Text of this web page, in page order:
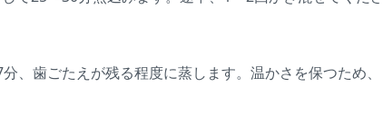
、歯ごたえが残る程度に蒸します。温かさを保つため、